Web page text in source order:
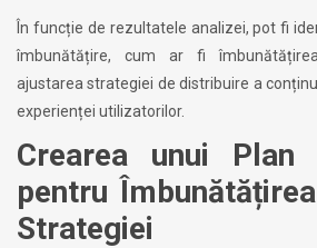
În funcție de rezultatele analizei, pot fi
îmbunătățire, cum ar fi
ajustarea strategiei de distribuire a
experienței utilizatorilor.
Crearea unui Plan
pentru
Strategiei